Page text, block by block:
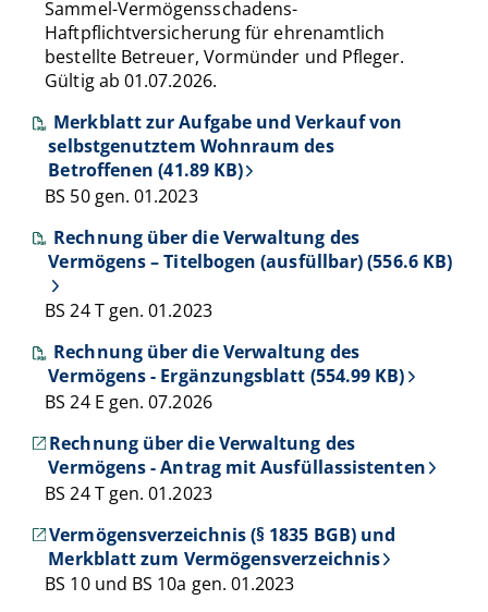
Sammel-Vermögensschadens-
Haftpflichtversicherung für ehrenamtlich
bestellte Betreuer, Vormünder und Pfleger.
Gültig ab 01.07.2026.
Merkblatt zur Aufgabe und Verkauf von
selbstgenutztem Wohnraum des
Betroffenen (41.89 KB)
BS 50 gen. 01.2023
Rechnung über die Verwaltung des
Vermögens – Titelbogen (ausfüllbar) (556.6 KB)
BS 24 T gen. 01.2023
Rechnung über die Verwaltung des
Vermögens - Ergänzungsblatt (554.99 KB)
BS 24 E gen. 07.2026
Rechnung über die Verwaltung des
Vermögens - Antrag mit Ausfüllassistenten
BS 24 T gen. 01.2023
Vermögensverzeichnis (§ 1835 BGB) und
Merkblatt zum Vermögensverzeichnis
BS 10 und BS 10a gen. 01.2023